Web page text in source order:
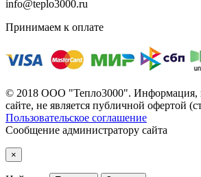
info@teplo3000.ru
Принимаем к оплате
© 2018 ООО "Тепло3000". Информация,
сайте, не является публичной офертой
Пользовательское соглашение
Сообщение администратору сайта
×